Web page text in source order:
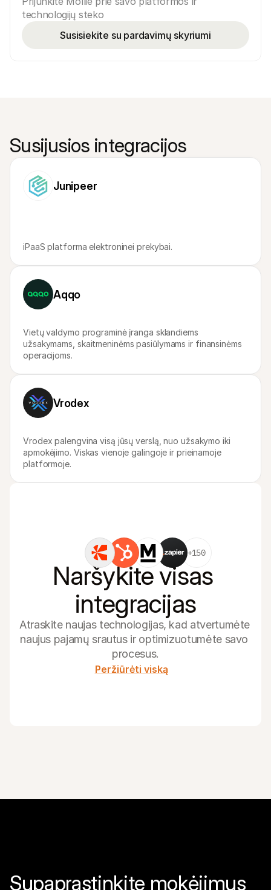
technologijų steko
Susisiekite su pardavimų skyriumi
Susijusios integracijos
Junipeer
iPaaS platforma elektroninei prekybai.
Aqqo
Vietų valdymo programinė įranga sklandiems
užsakymams, skaitmeninėms pasiūlymams ir finansinėms
operacijoms.
Vrodex
Vrodex palengvina visą jūsų verslą, nuo užsakymo iki
apmokėjimo. Viskas vienoje galingoje ir prieinamoje
platformoje.
+150
Naršykite visas
integracijas
Atraskite naujas technologijas, kad atvertumėte
naujus pajamų srautus ir optimizuotumėte savo
procesus.
Peržiūrėti viską
Supaprastinkite mokėjimus